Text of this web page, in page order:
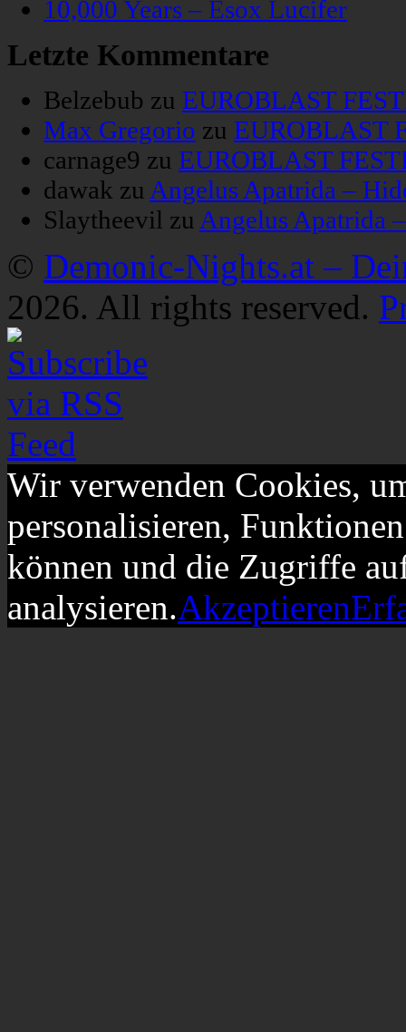
10,000 Years – Esox Lucifer
Letzte Kommentare
Belzebub zu EUROBLAST
Max Gregorio zu EUROBLAST
carnage9 zu EUROBLAST
dawak zu Angelus Apatrida –
Slaytheevil zu Angelus Apatrida
© Demonic-Nights.at –
2026. All rights reserved.
Wir verwenden Cookies,
personalisieren,
können und die Zugriffe
analysieren.Akzeptieren